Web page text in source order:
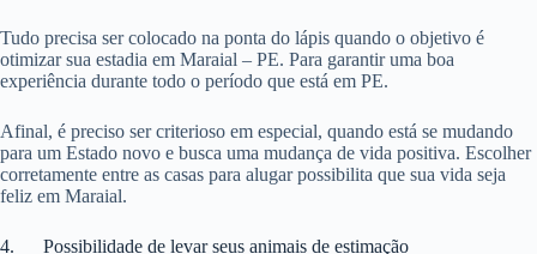
Tudo precisa ser colocado na ponta do lápis quando o objetivo é
otimizar sua estadia em Maraial – PE. Para garantir uma boa
experiência durante todo o período que está em PE.
Afinal, é preciso ser criterioso em especial, quando está se mudando
para um Estado novo e busca uma mudança de vida positiva. Escolher
corretamente entre as casas para alugar possibilita que sua vida seja
feliz em Maraial.
4. Possibilidade de levar seus animais de estimação